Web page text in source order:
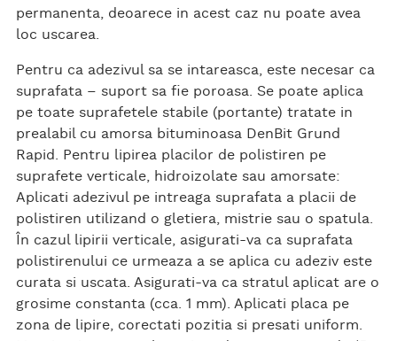
permanenta, deoarece in acest caz nu poate avea
loc uscarea.
Pentru ca adezivul sa se intareasca, este necesar ca
suprafata – suport sa fie poroasa. Se poate aplica
pe toate suprafetele stabile (portante) tratate in
prealabil cu amorsa bituminoasa DenBit Grund
Rapid. Pentru lipirea placilor de polistiren pe
suprafete verticale, hidroizolate sau amorsate:
Aplicati adezivul pe intreaga suprafata a placii de
polistiren utilizand o gletiera, mistrie sau o spatula.
În cazul lipirii verticale, asigurati-va ca suprafata
polistirenului ce urmeaza a se aplica cu adeziv este
curata si uscata. Asigurati-va ca stratul aplicat are o
grosime constanta (cca. 1 mm). Aplicati placa pe
zona de lipire, corectati pozitia si presati uniform.